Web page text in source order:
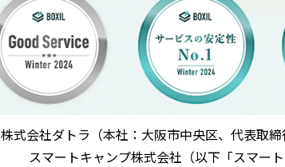
株式会社ダトラ（本社：大阪市中央区、代表取
スマートキャンプ株式会社（以下「スマー